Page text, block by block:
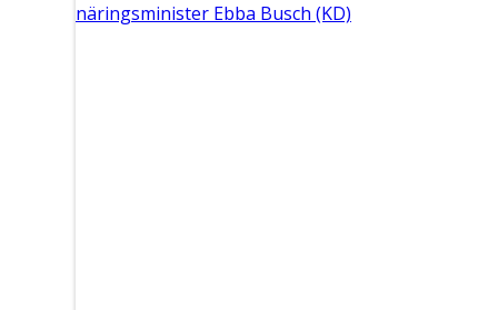
näringsminister Ebba Busch (KD)